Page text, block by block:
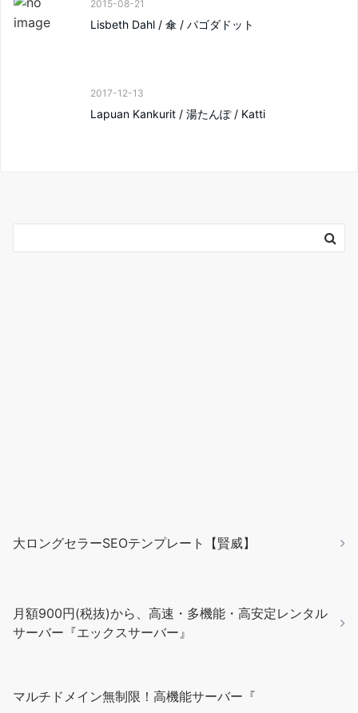
2015-08-21
Lisbeth Dahl / 傘 / パゴダドット
2017-12-13
Lapuan Kankurit / 湯たんぽ / Katti
大ロングセラーSEOテンプレート【賢威】
月額900円(税抜)から、高速・多機能・高安定レンタル
サーバー『エックスサーバー』
マルチドメイン無制限！高機能サーバー『